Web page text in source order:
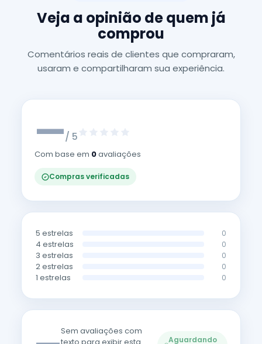
Veja a opinião de quem já
comprou
Comentários reais de clientes que compraram,
usaram e compartilharam sua experiência.
—/ 5
Com base em 0avaliações
Compras verificadas
5 estrelas 0
4 estrelas 0
3 estrelas 0
2 estrelas 0
1 estrelas 0
Sem avaliações com
Aguardando